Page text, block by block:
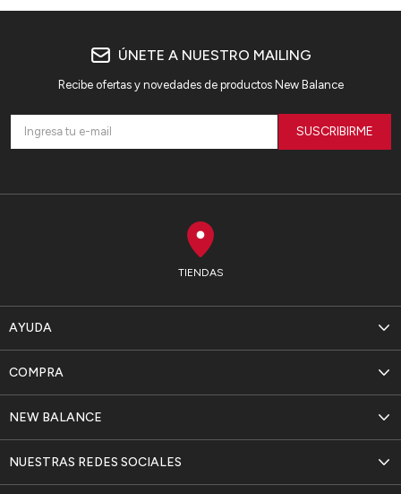
TIENDAS
AYUDA
NEW BALANCE
COMPRA
NUESTRAS REDES SOCIALES
ÚNETE A NUESTRO MAILING
Recibe ofertas y novedades de productos New Balance
SUSCRIBIRME